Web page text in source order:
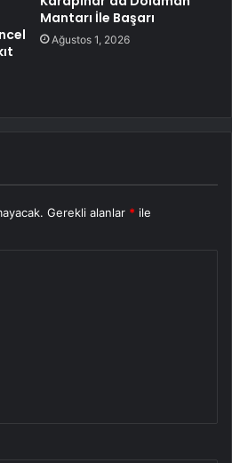
Mantarı İle Başarı
Ağustos 1, 2026
Gerekli alanlar * ile